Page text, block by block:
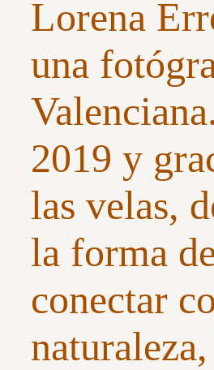
Lorena
una
2019 y
las velas,
la forma
conectar